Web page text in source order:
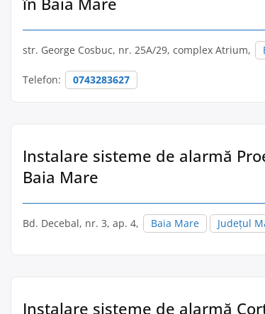
str. George Cosbuc, nr. 25A/29, complex Atrium,
Telefon: 0743283627
Instalare sisteme de alarmă
Baia Mare
Bd. Decebal, nr. 3, ap. 4, Baia Mare Județul
Instalare sisteme de alarmă